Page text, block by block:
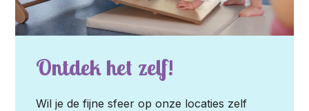
Ontdek het zelf!
Wil je de fijne sfeer op onze locaties zelf